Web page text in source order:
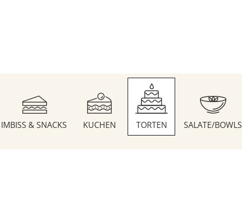
IMBISS & SNACKS KUCHEN TORTEN SALATE/BOWLS